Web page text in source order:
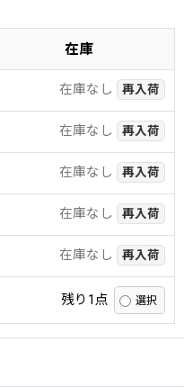
在庫
在庫なし 再入荷
在庫なし 再入荷
在庫なし 再入荷
在庫なし 再入荷
在庫なし 再入荷
残り1点